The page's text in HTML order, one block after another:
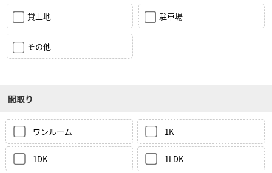
貸土地 駐車場
その他
間取り
ワンルーム 1K
1DK 1LDK